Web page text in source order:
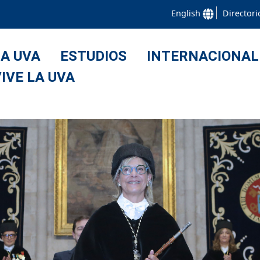
English
UVA ESTUDIOS
INTERNACIONAL
LA UVA